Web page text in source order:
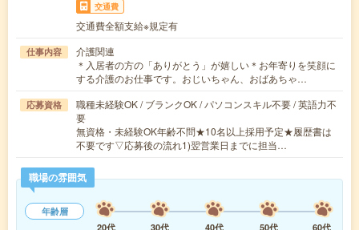
交通費
交通費全額支給※規定有
仕事内容
介護関連
＊入居者の方の「ありがとう」が嬉しい＊お年寄りを笑顔に
する介護のお仕事です。おじいちゃん、おばあちゃ…
応募資格
職種未経験OK / ブランクOK / パソコンスキル不要 / 英語力不
要
無資格・未経験OK年齢不問★10名以上採用予定★履歴書は
不要です▽応募後の流れ1)翌営業日までに担当…
職場の雰囲気
年齢層
20代
30代 40代 50代
60代